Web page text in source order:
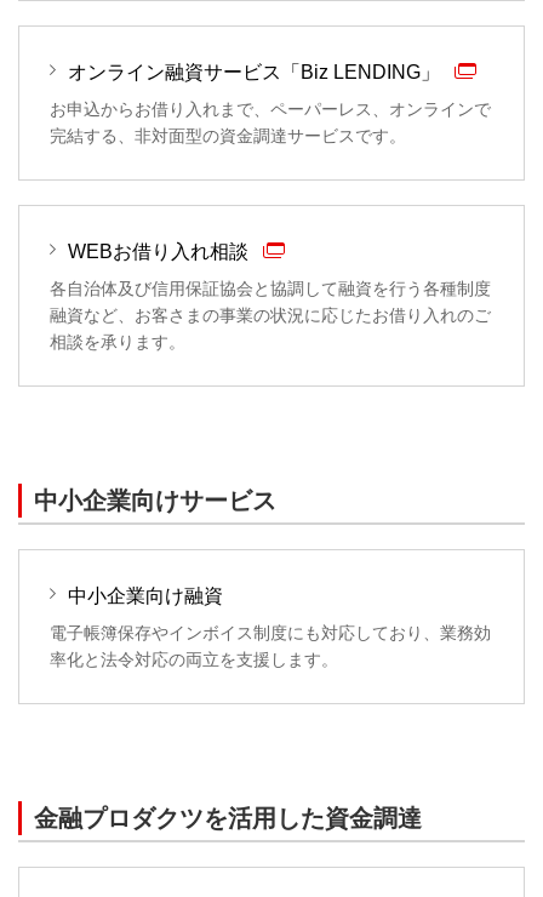
オンライン融資サービス「Biz LENDING」
お申込からお借り入れまで、ペーパーレス、オンラインで
完結する、非対面型の資金調達サービスです。
WEBお借り入れ相談
各自治体及び信用保証協会と協調して融資を行う各種制度
融資など、お客さまの事業の状況に応じたお借り入れのご
相談を承ります。
中小企業向けサービス
中小企業向け融資
電子帳簿保存やインボイス制度にも対応しており、業務効
率化と法令対応の両立を支援します。
金融プロダクツを活用した資金調達